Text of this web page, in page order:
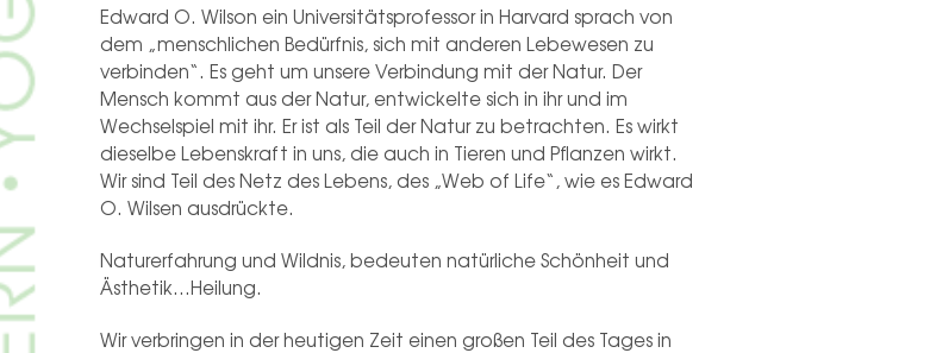
Edward O. Wilson ein Universitätsprofessor in Harvard sprach von
dem „menschlichen Bedürfnis, sich mit anderen Lebewesen zu
verbinden“. Es geht um unsere Verbindung mit der Natur. Der
Mensch kommt aus der Natur, entwickelte sich in ihr und im
Wechselspiel mit ihr. Er ist als Teil der Natur zu betrachten. Es wirkt
dieselbe Lebenskraft in uns, die auch in Tieren und Pflanzen wirkt.
Wir sind Teil des Netz des Lebens, des „Web of Life“, wie es Edward
O. Wilsen ausdrückte.
Naturerfahrung und Wildnis, bedeuten natürliche Schönheit und
Ästhetik…Heilung.
Wir verbringen in der heutigen Zeit einen großen Teil des Tages in